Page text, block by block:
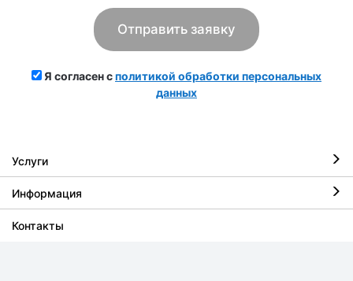
Я согласен сполитикой обработки персональных
данных
Услуги
Ремонт iPhone
Ремонт iPad
Информация
О компании
Контакты